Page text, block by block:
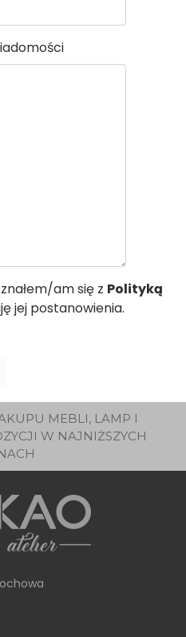
am się z Polityką
jej postanowienia.
MEBLI, LAMP I
W NAJNIŻSZYCH